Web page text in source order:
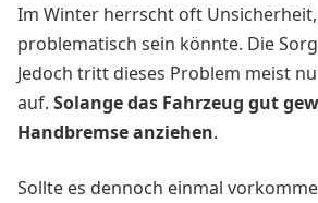
Im Winter herrscht oft
problematisch sein könnte. Die
Jedoch tritt dieses Problem meist
auf. Solange das Fahrzeug gut
Handbremse anziehen.
Sollte es dennoch einmal